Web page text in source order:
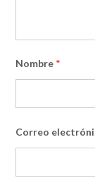
Nombre *
Correo